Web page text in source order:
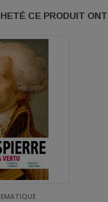
CE PRODUIT ONT